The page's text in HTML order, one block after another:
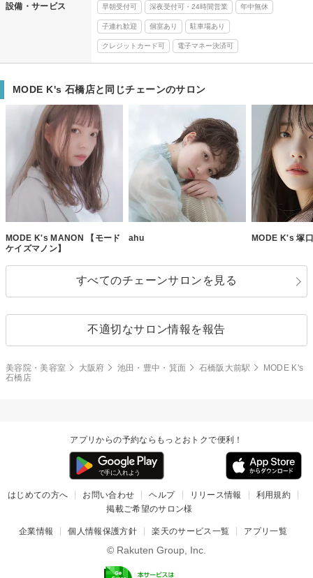
設備・サービス 早朝受付可 深夜受付可・24時間営業 年中無休
子連れ歓迎 個室あり 駐車場あり
クレジットカード可 電子マネー決済可
MODE K's 石橋店と同じチェーンのサロン
MODE K's MANON 【モード
ケイズマノン】
ahu MODE K's 塚
すべてのチェーンサロンを見る
不適切なサロン情報を報告
美容院・美容室 大阪府 池田・豊中・箕面 石橋阪大前駅
MODE K's
石橋店
アプリからの予約ならもっとおトクで便利！
はじめての方へ お問い合わせ ヘルプ リリース情報
利用規約
掲載ご希望のサロン様
企業情報 個人情報保護方針 楽天のサービス一覧 アプリ一覧
© Rakuten Group, Inc.